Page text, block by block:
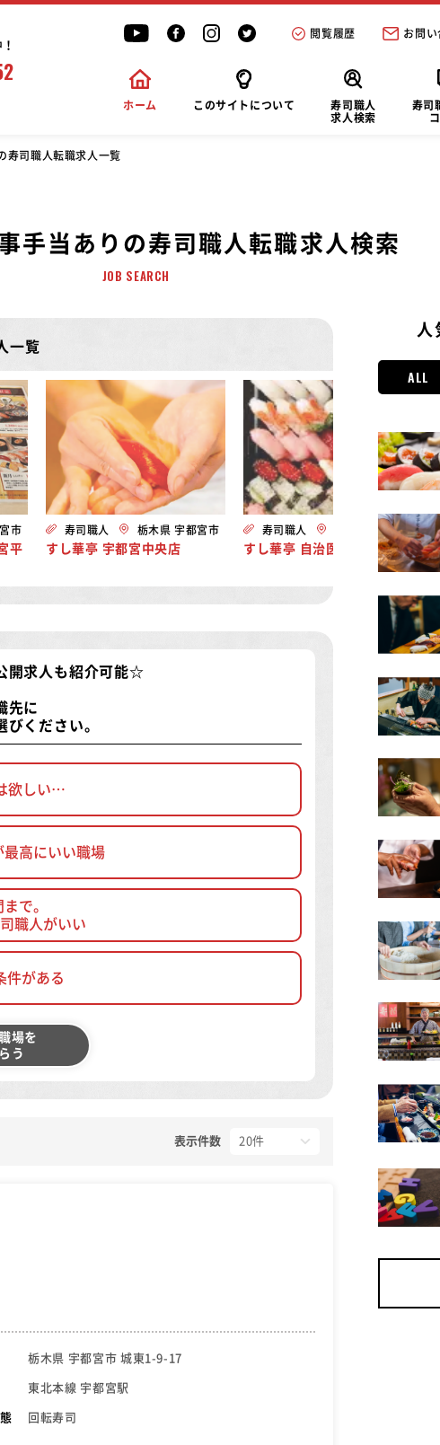
閲覧履歴 お問い
ホーム このサイトについて
寿司職人
求人検索
寿司
寿司職人転職求人一覧
手当ありの寿司職人転職求人検索
JOB SEARCH
一覧
市
平
寿司職人 栃木県 宇都宮市
すし華亭 宇都宮中央店
寿司職人 栃木県 下野市
すし華亭 自治医大店
開求人 も紹介可能☆
先に
びください。
欲しい…
最高にいい職場
で。
職人がいい
件がある
場を
う
表示件数
栃木県 宇都宮市 城東1-9-17
東北本線 宇都宮駅
回転寿司
人
ALL